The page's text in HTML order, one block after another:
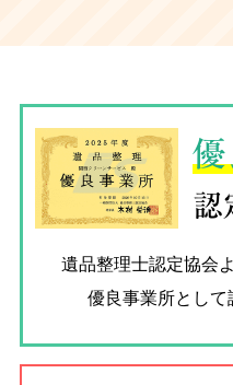
優
認
遺品整理士認定協会
優良事業所として